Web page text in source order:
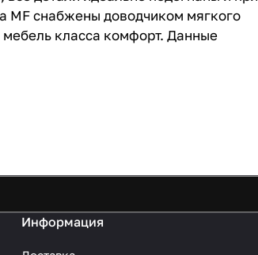
MF снабжены доводчиком мягкого
класса комфорт. Данные
Информация